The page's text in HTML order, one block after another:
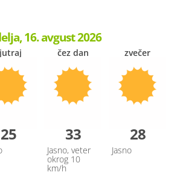
16. avgust 2026
25
čez dan
33
Jasno, veter
okrog 10
km/h
zvečer
28
Jasno